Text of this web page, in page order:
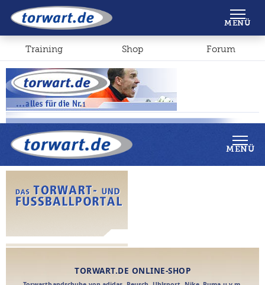
Shop Forum
MENÜ